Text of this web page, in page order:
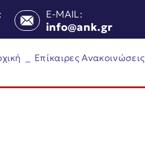
E-MAIL:
info@ank.gr
Επίκαιρες Ανακοινώσεις